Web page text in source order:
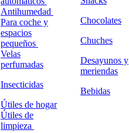
Antihumedad
Para coche y
espacios
pequeños
Velas
perfumadas
Insecticidas
Útiles de hogar
Útiles de
limpieza
Chocolates
Chuches
Desayunos y
meriendas
Bebidas